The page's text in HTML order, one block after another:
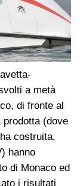
a metà
di fronte al
prodotta (dove
costruita,
hanno
di Monaco ed
i risultati